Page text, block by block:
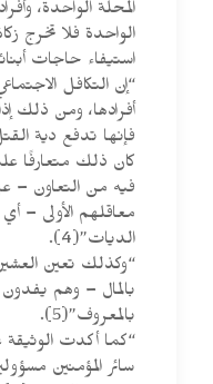
المحلة الواحدة،
الواحدة فلا تخرج
استيفاء حاجات
“إن التكافل
أفرادها، ومن ذلك
فإنها تدفع دية
كان ذلك متعارفًا
فيه من التعاون –
معاقلهم الأولى –
الديات”(4).
“وكذلك تعين
بالمال – وهم
بالمعروف”(5).
“كما أكدت الوثيقة
سائر المؤمنين